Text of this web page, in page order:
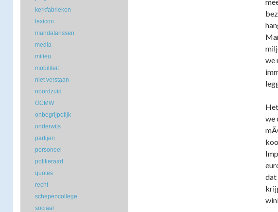
we
we
dat
kerkfabrieken
lexicon
mandatarissen
media
milieu
mobiliteit
niet verstaan
noordzuid
OCMW
onbegrijpelijk
onderwijs
partijen
personeel
politieraad
quotes
recht
schepencollege
sociaal